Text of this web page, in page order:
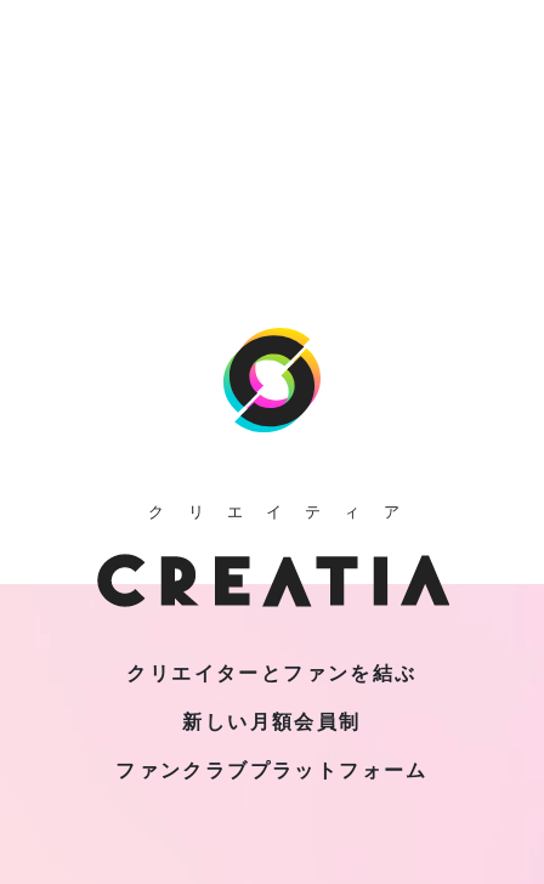
クリエイティア
クリエイターとファンを結ぶ
新しい月額会員制
ファンクラブプラットフォーム